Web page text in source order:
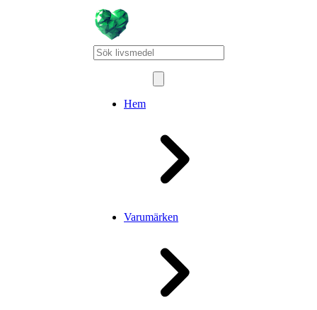
Hem
Varumärken